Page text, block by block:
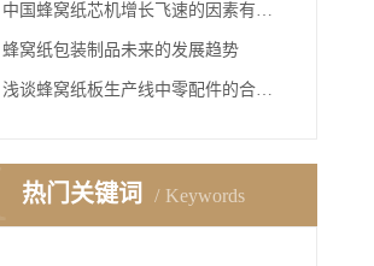
中国蜂窝纸芯机增长飞速的因素有哪些
蜂窝纸包装制品未来的发展趋势
浅谈蜂窝纸板生产线中零配件的合理采购
热门关键词 Keywords